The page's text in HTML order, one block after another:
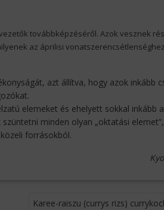
továbbképzéséről. Azok vesznek
az áprilisi
azt állítva, hogy azok inkább
elemeket és ehelyett sokkal inkább a
minden olyan „oktatási elemet”,
forrásokból.
Karee-raiszu (currys rizs)